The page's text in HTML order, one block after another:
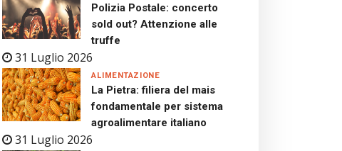
Polizia Postale: concerto
sold out? Attenzione alle
truffe
31 Luglio 2026
La Pietra: filiera del mais
fondamentale per sistema
agroalimentare italiano
31 Luglio 2026
ALIMENTAZIONE